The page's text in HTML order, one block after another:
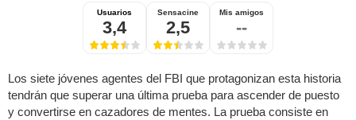
Usuarios
3,4
Sensacine
2,5
Mis amigos
--
Los siete jóvenes agentes del FBI que protagonizan esta historia
tendrán que superar una última prueba para ascender de puesto
y convertirse en cazadores de mentes. La prueba consiste en